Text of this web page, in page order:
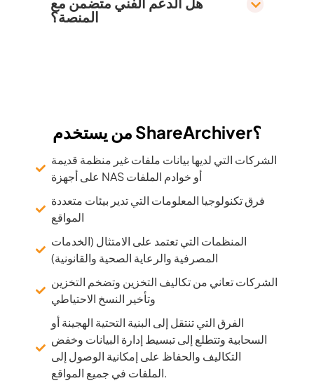
المنصة؟
من يستخدم ShareArchiver؟
الشركات التي لديها بيانات ملفات غير منظمة قديمة
على أجهزة NAS أو خوادم الملفات
فرق تكنولوجيا المعلومات التي تدير بيئات متعددة
المواقع
المنظمات التي تعتمد على الامتثال (الخدمات
المصرفية والرعاية الصحية والقانونية)
الشركات تعاني من تكاليف التخزين وتضخم التخزين
وتأخير النسخ الاحتياطي
الفرق التي تنتقل إلى البنية التحتية الهجينة أو
السحابية وتتطلع إلى تبسيط إدارة البيانات وخفض
التكاليف والحفاظ على إمكانية الوصول إلى
الملفات في جميع المواقع.